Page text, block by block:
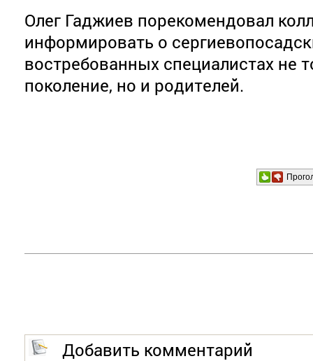
Олег Гаджиев порекомендовал
информировать о
востребованных специалистах не
поколение, но и родителей.
Добавить комментарий